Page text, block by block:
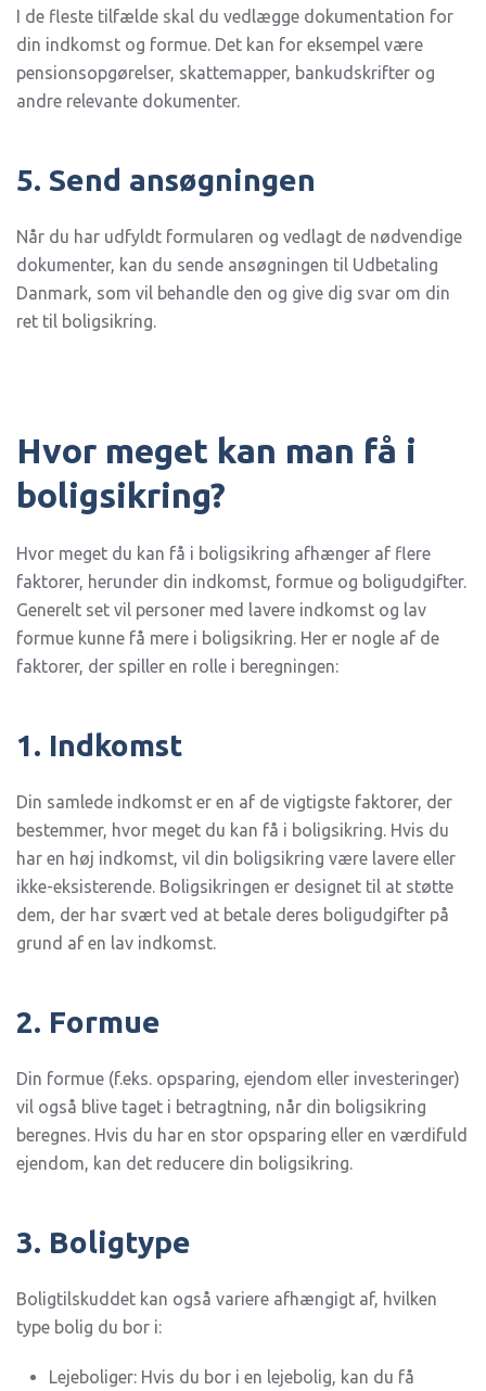
I de fleste tilfælde skal du vedlægge dokumentation for
din indkomst og formue. Det kan for eksempel være
pensionsopgørelser, skattemapper, bankudskrifter og
andre relevante dokumenter.
5. Send ansøgningen
Når du har udfyldt formularen og vedlagt de nødvendige
dokumenter, kan du sende ansøgningen til Udbetaling
Danmark, som vil behandle den og give dig svar om din
ret til boligsikring.
Hvor meget kan man få i
boligsikring?
Hvor meget du kan få i boligsikring afhænger af flere
faktorer, herunder din indkomst, formue og boligudgifter.
Generelt set vil personer med lavere indkomst og lav
formue kunne få mere i boligsikring. Her er nogle af de
faktorer, der spiller en rolle i beregningen:
1. Indkomst
Din samlede indkomst er en af de vigtigste faktorer, der
bestemmer, hvor meget du kan få i boligsikring. Hvis du
har en høj indkomst, vil din boligsikring være lavere eller
ikke-eksisterende. Boligsikringen er designet til at støtte
dem, der har svært ved at betale deres boligudgifter på
grund af en lav indkomst.
2. Formue
Din formue (f.eks. opsparing, ejendom eller investeringer)
vil også blive taget i betragtning, når din boligsikring
beregnes. Hvis du har en stor opsparing eller en værdifuld
ejendom, kan det reducere din boligsikring.
3. Boligtype
Boligtilskuddet kan også variere afhængigt af, hvilken
type bolig du bor i:
Lejeboliger: Hvis du bor i en lejebolig, kan du få